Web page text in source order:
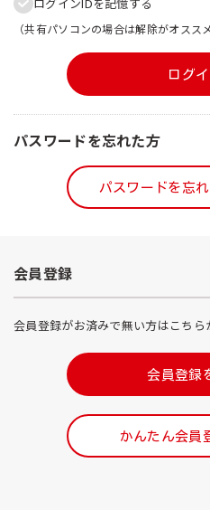
（共有パソコンの場合は解除がオスス
ログ
パスワードを忘れた方
パスワードを忘
会員登録
会員登録がお済みで無い方はこちら
会員登録
かんたん会員